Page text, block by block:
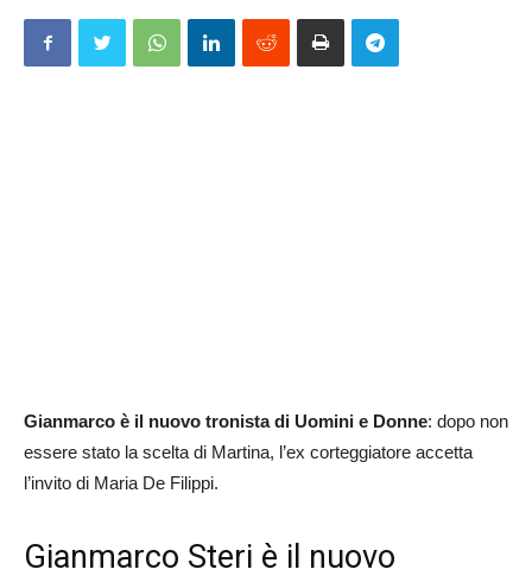
Gianmarco è il nuovo tronista di Uomini e Donne: dopo non
essere stato la scelta di Martina, l’ex corteggiatore accetta
l’invito di Maria De Filippi.
Gianmarco Steri è il nuovo